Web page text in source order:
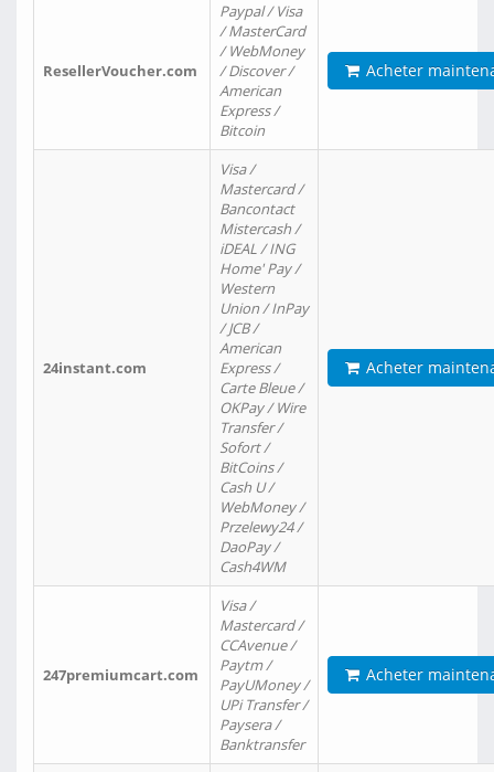
ResellerVoucher.com
Paypal / Visa
/ MasterCard
/ WebMoney
/ Discover /
American
Express /
Bitcoin
Acheter
24instant.com
Visa /
Mastercard /
Bancontact
Mistercash /
iDEAL / ING
Home' Pay /
Western
Union / InPay
/ JCB /
American
Express /
Carte Bleue /
OKPay / Wire
Transfer /
Sofort /
BitCoins /
Cash U /
WebMoney /
Przelewy24 /
DaoPay /
Cash4WM
Acheter
247premiumcart.com
Visa /
Mastercard /
CCAvenue /
Paytm /
PayUMoney /
UPi Transfer /
Paysera /
Banktransfer
Acheter